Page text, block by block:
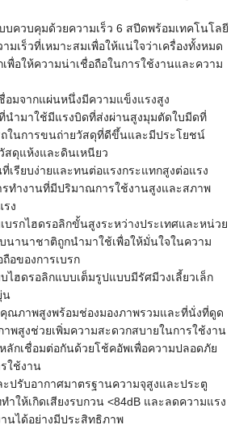
บควบคุมด้วยความเร็ว 6 สปีดพร้อมเทคโนโลยี
มเร็วที่เหมาะสมเพื่อให้แน่ใจว่าเครื่องทั้งหมด
พื่อให้ความน่าเชื่อถือในการใช้งานและความ
อมจากแผ่นหนึ่งมีความแข็งแรงสูง
นำมาใช้มีแรงบิดที่ส่งผ่านสูงมุมตัดใบมีดที่
ในการขนถ่ายวัสดุที่ดีขึ้นและมีประโยชน์
ดุแห้งและดินเหนียว
เรียบง่ายและทนต่อแรงกระแทกสูงต่อแรง
ทำงานที่มีปริมาณการใช้งานสูงและสภาพ
ง
บรกไฮดรอลิกขั้นสูงระหว่างประเทศและหน่วย
นานาชาติถูกนำมาใช้เพื่อให้มั่นใจในความ
อของการเบรก
ไฮดรอลิกแบบเต็มรูปแบบมีรัศมีวงเลี้ยวเล็ก
น
ณภาพสูงพร้อมช่องมองภาพรวมและที่นั่งที่ดูด
พสูงช่วยเพิ่มความสะดวกสบายในการใช้งาน
ลักเชื่อมต่อกันด้วยโช้คอัพเพื่อความปลอดภัย
ใช้งาน
ปรับอากาศมาตรฐานความจุสูงและประตู
ให้เกิดเสียงรบกวน <84dB และลดความแรง
นได้อย่างมีประสิทธิภาพ